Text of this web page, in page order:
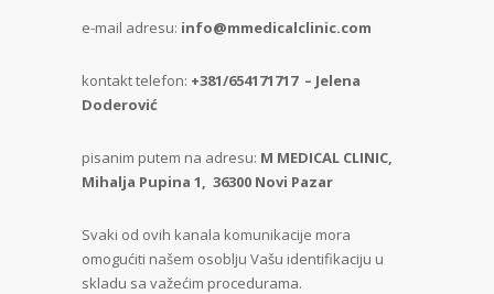
e-mail adresu: info@mmedicalclinic.com
kontakt telefon: +381/654171717 – Jelena
Doderović
pisanim putem na adresu: M MEDICAL CLINIC,
Mihalja Pupina 1, 36300 Novi Pazar
Svaki od ovih kanala komunikacije mora
omogućiti našem osoblju Vašu identifikaciju u
skladu sa važećim procedurama.